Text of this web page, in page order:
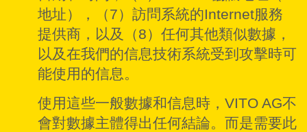
地址），（7）訪問系統的Internet服務
提供商，以及（8）任何其他類似數據，
以及在我們的信息技術系統受到攻擊時可
能使用的信息。
使用這些一般數據和信息時，VITO AG不
會對數據主體得出任何結論。而是需要此